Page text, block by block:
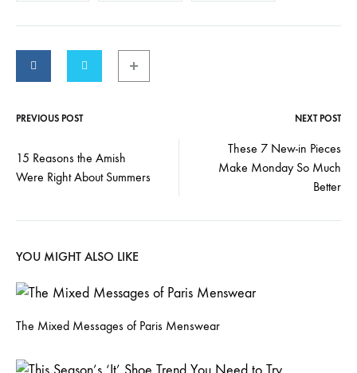
PREVIOUS POST NEXT POST
15 Reasons the Amish
Were Right About Summers
These 7 New-in Pieces
Make Monday So Much
Better
YOU MIGHT ALSO LIKE
The Mixed Messages of Paris Menswear